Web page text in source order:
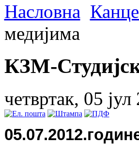
Насловна
медијима
КЗМ-
четвртак, 05